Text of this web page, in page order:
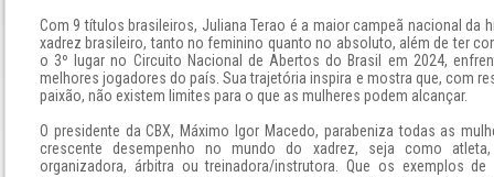
Com 9 títulos brasileiros, Juliana Terao é a maior campeã nacional da
xadrez brasileiro, tanto no feminino quanto no absoluto, além de ter
o 3º lugar no Circuito Nacional de Abertos do Brasil em 2024,
melhores jogadores do país. Sua trajetória inspira e mostra que, com
paixão, não existem limites para o que as mulheres podem alcançar.
O presidente da CBX, Máximo Igor Macedo, parabeniza todas as
crescente desempenho no mundo do xadrez, seja como atleta,
organizadora, árbitra ou treinadora/instrutora. Que os exemplos de